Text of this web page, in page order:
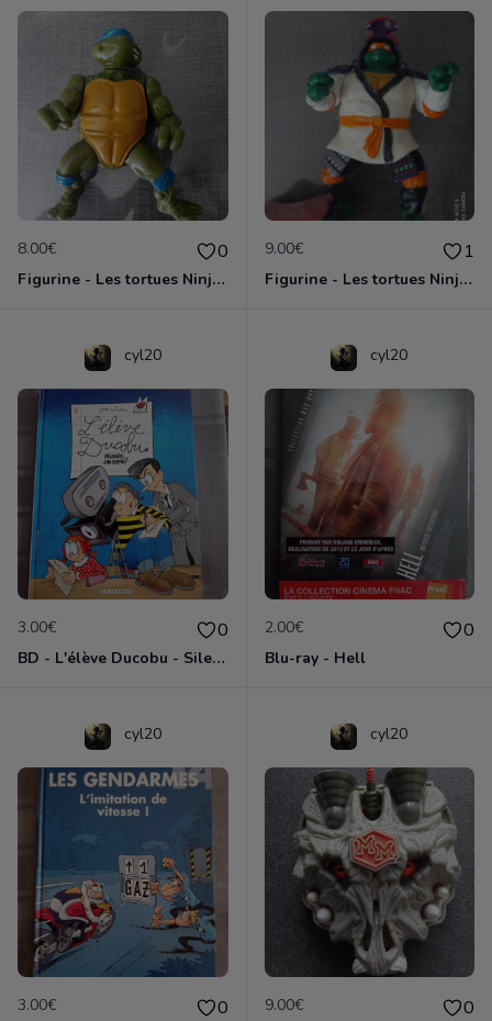
8.00€ 0
Figurine - Les tortues Ninja - Leonardo
9.00€ 1
Figurine - Les tortues Ninja - Michelangelo
cyl20
3.00€ 0
BD - L'élève Ducobu - Silence, on copie
cyl20
2.00€ 0
Blu-ray - Hell
cyl20
3.00€ 0
cyl20
9.00€ 0